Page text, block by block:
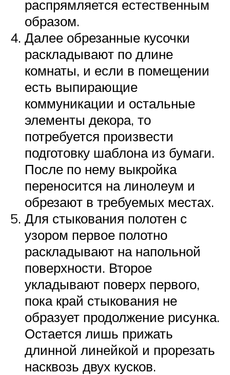
распрямляется естественным
образом.
Далее обрезанные кусочки
раскладывают по длине
комнаты, и если в помещении
есть выпирающие
коммуникации и остальные
элементы декора, то
потребуется произвести
подготовку шаблона из бумаги.
После по нему выкройка
переносится на линолеум и
обрезают в требуемых местах.
Для стыкования полотен с
узором первое полотно
раскладывают на напольной
поверхности. Второе
укладывают поверх первого,
пока край стыкования не
образует продолжение рисунка.
Остается лишь прижать
длинной линейкой и прорезать
насквозь двух кусков.